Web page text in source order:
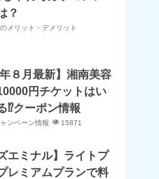
？
メリット・デメリット
年８月最新】湘南美容
円チケットはい
⁉クーポン情報
ンペーン情報 15871
エミナル】ライトプ
レミアムプランで料